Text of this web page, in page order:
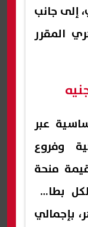
إلى جانب
المقرر
عبر
وفروع
منحة
400 جنيه لكل بطاقة
بإجمالي